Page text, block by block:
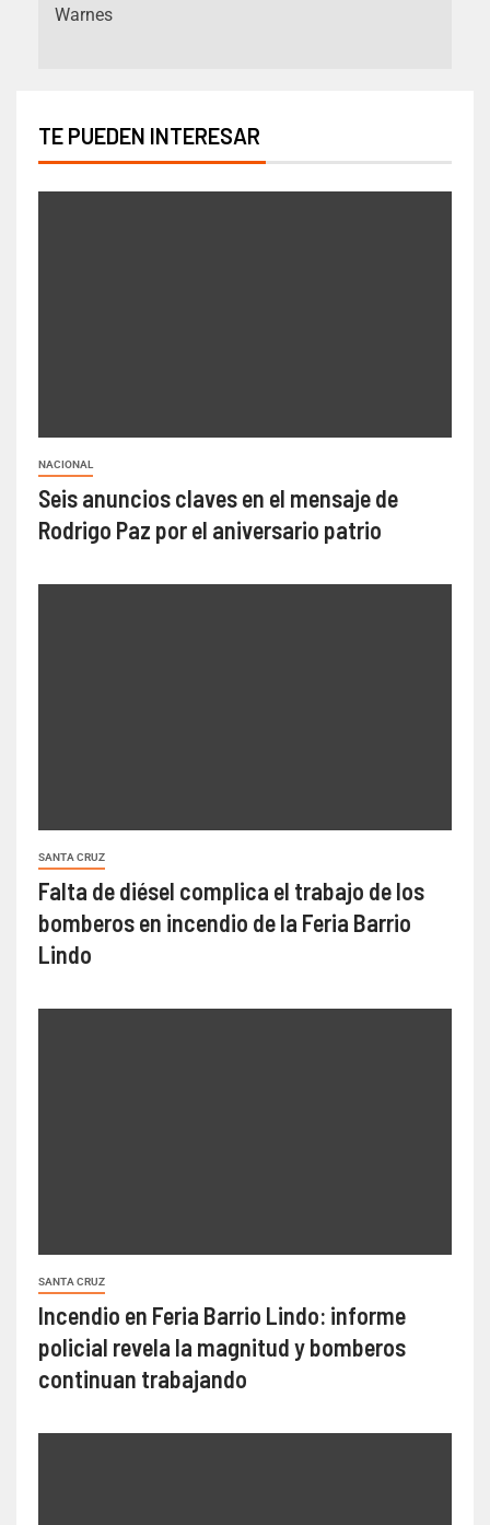
Warnes
TE PUEDEN INTERESAR
NACIONAL
Seis anuncios claves en el mensaje de
Rodrigo Paz por el aniversario patrio
SANTA CRUZ
Falta de diésel complica el trabajo de los
bomberos en incendio de la Feria Barrio
Lindo
SANTA CRUZ
Incendio en Feria Barrio Lindo: informe
policial revela la magnitud y bomberos
continuan trabajando